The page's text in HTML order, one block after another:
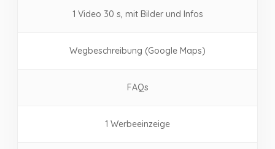
1 Video 30 s, mit Bilder und Infos
Wegbeschreibung (Google Maps)
FAQs
1 Werbeeinzeige